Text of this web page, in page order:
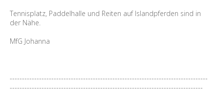
Tennisplatz, Paddelhalle und Reiten auf Islandpferden sind in
der Nähe.
MfG Johanna
---------------------------------------------------------------------------------
-------------------------------------------------------------------------------